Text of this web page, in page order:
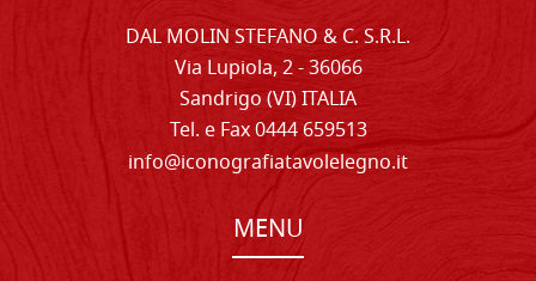
DAL MOLIN STEFANO & C. S.R.L.
Via Lupiola, 2 - 36066
Sandrigo (VI) ITALIA
Tel. e Fax 0444 659513
info@iconografiatavolelegno.it
MENU